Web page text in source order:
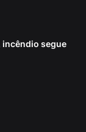
incêndio segue